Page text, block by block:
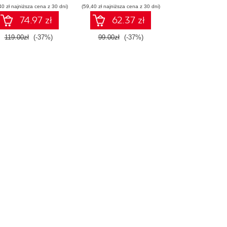
Jupyter.
Wydanie III
zł najniższa cena z 30 dni)
74.97 zł
119.00zł (-37%)
(59,40 zł najniższa cena z 30 dni)
62.37 zł
99.00zł (-37%)